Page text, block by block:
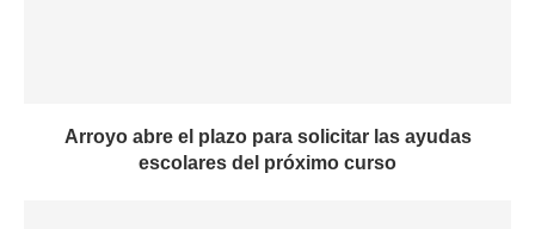
Arroyo abre el plazo para solicitar las ayudas
escolares del próximo curso